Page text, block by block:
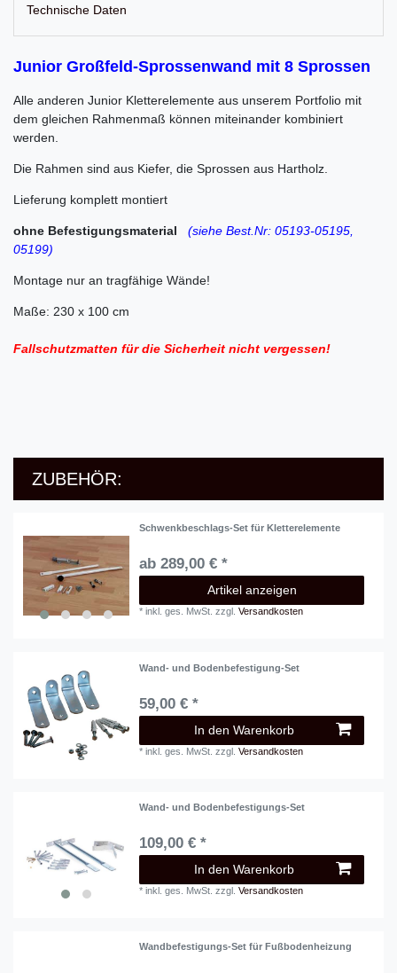
Technische Daten
Junior Großfeld-Sprossenwand mit 8 Sprossen
Alle anderen Junior Kletterelemente aus unserem Portfolio mit
dem gleichen Rahmenmaß können miteinander kombiniert
werden.
Die Rahmen sind aus Kiefer, die Sprossen aus Hartholz.
Lieferung komplett montiert
ohne Befestigungsmaterial (siehe Best.Nr: 05193-05195,
05199)
Montage nur an tragfähige Wände!
Maße: 230 x 100 cm
Fallschutzmatten für die Sicherheit nicht vergessen!
ZUBEHÖR:
Schwenkbeschlags-Set für Kletterelemente
ab 289,00 € *
Artikel anzeigen
*inkl. ges. MwSt. zzgl.Versandkosten
Wand- und Bodenbefestigung-Set
59,00 € *
In den Warenkorb
*inkl. ges. MwSt. zzgl.Versandkosten
Wand- und Bodenbefestigungs-Set
109,00 € *
In den Warenkorb
*inkl. ges. MwSt. zzgl.Versandkosten
Wandbefestigungs-Set für Fußbodenheizung